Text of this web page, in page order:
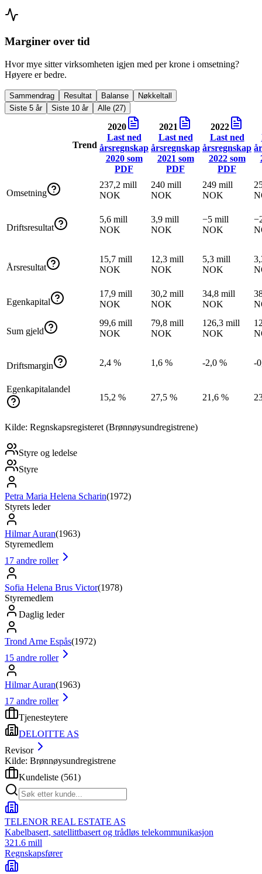
Marginer over tid
Hvor mye sitter virksomheten igjen med per krone i omsetning?
Høyere er bedre.
Sammendrag Resultat Balanse
Nøkkeltall
Siste 5 år
Siste 10 år Alle (27)
Trend
2020
Last ned
årsregnskap
2020som
PDF
2021
Last ned
årsregnskap
2021 som
PDF
2022
Last ned
årsregnskap
2022som
PDF
Omsetning
237,2 mill
NOK
240 mill
NOK
249 mill
NOK
Driftsresultat
5,6 mill
NOK
3,9 mill
NOK
−5 mill
NOK
Årsresultat
15,7 mill
NOK
12,3 mill
NOK
5,3 mill
NOK
Egenkapital
17,9 mill
NOK
30,2 mill
NOK
34,8 mill
NOK
Sum gjeld
99,6 mill
NOK
79,8 mill
NOK
126,3 mill
NOK
Driftsmargin 2,4 % 1,6 % -2,0 % -
Egenkapitalandel
15,2 %
27,5 % 21,6 %
Kilde: Regnskapsregisteret (Brønnøysundregistrene)
Styre og ledelse
Styre
Petra Maria Helena Scharin(1972)
Styrets leder
Hilmar Auran(1963)
Styremedlem
17 andre roller
Sofia Helena Brus Victor(1978)
Styremedlem
Daglig leder
Trond Arne Espås(1972)
15 andre roller
Hilmar Auran(1963)
17 andre roller
Tjenesteytere
DELOITTE AS
Revisor
Kilde: Brønnøysundregistrene
Kundeliste (561)
TELENOR REAL ESTATE AS
Kabelbasert, satellittbasert og trådløs telekommunikasjon
321.6 mill
Regnskapsfører